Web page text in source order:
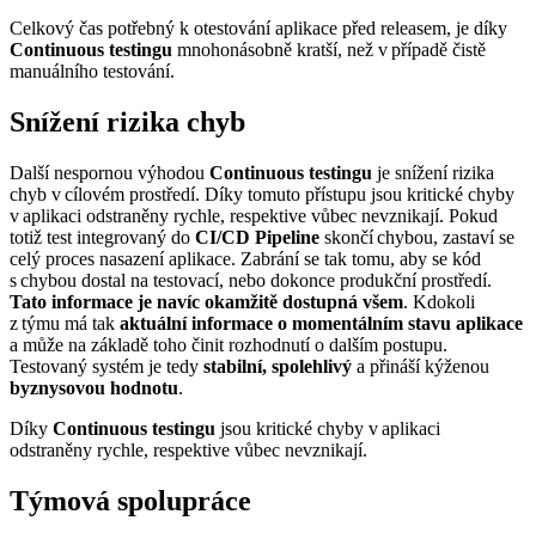
Celkový čas potřebný k otestování aplikace před releasem, je díky
Continuous testingu mnohonásobně kratší, než v případě čistě
manuálního testování.
Snížení rizika chyb
Další nespornou výhodou Continuous testingu je snížení rizika
chyb v cílovém prostředí. Díky tomuto přístupu jsou kritické chyby
v aplikaci odstraněny rychle, respektive vůbec nevznikají. Pokud
totiž test integrovaný do CI/CD Pipeline skončí chybou, zastaví se
celý proces nasazení aplikace. Zabrání se tak tomu, aby se kód
s chybou dostal na testovací, nebo dokonce produkční prostředí.
Tato informace je navíc okamžitě dostupná všem. Kdokoli
z týmu má tak aktuální informace o momentálním stavu aplikace
a může na základě toho činit rozhodnutí o dalším postupu.
Testovaný systém je tedy stabilní, spolehlivý a přináší kýženou
byznysovou hodnotu.
Díky Continuous testingu jsou kritické chyby v aplikaci
odstraněny rychle, respektive vůbec nevznikají.
Týmová spolupráce